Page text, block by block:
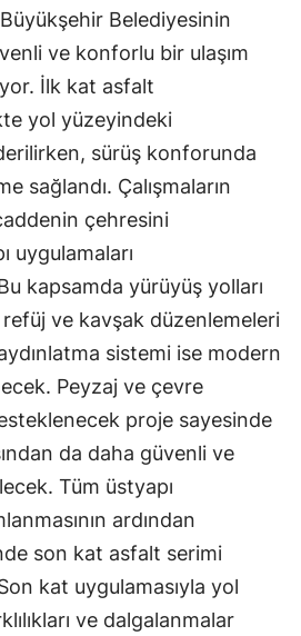
Büyükşehir Belediyesinin
ve konforlu bir ulaşım
İlk kat asfalt
yol yüzeyindeki
sürüş konforunda
sağlandı. Çalışmaların
çehresini
uygulamaları
kapsamda yürüyüş yolları
ve kavşak düzenlemeleri
sistemi ise modern
Peyzaj ve çevre
proje sayesinde
da daha güvenli ve
Tüm üstyapı
ardından
son kat asfalt serimi
kat uygulamasıyla yol
ve dalgalanmalar